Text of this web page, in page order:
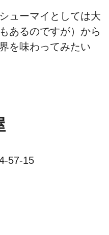
ューマイとしては大
あるのですが）から
を味わってみたい
57-15